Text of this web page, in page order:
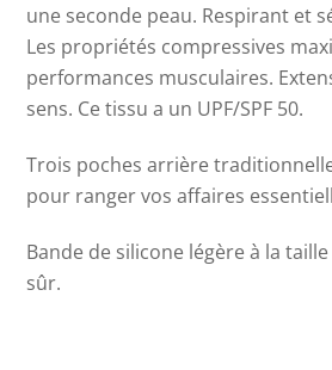
une seconde peau. Respirant et
Les propriétés compressives
performances musculaires.
sens. Ce tissu a un UPF/SPF 50.
Trois poches arrière
pour ranger vos affaires
Bande de silicone légère à la
sûr.